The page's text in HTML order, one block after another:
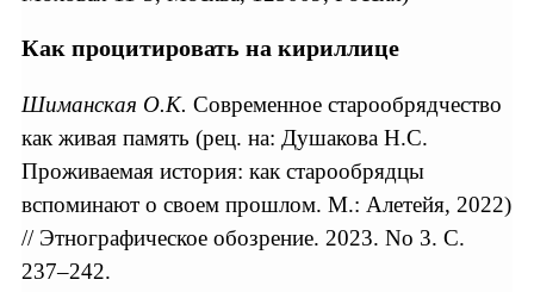
Как процитировать на кириллице
Шиманская О.К. Современное старообрядчество
как живая память (рец. на: Душакова Н.С.
Проживаемая история: как старообрядцы
вспоминают о своeм прошлом. M.: Алетейя, 2022)
// Этнографическое обозрение. 2023. No 3. С.
237–242.